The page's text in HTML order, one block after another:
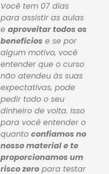
Você tem 07 dias
para assistir as aulas
e aproveitar todos os
benefícios e se por
algum motivo, você
entender que o curso
não atendeu às suas
expectativas, pode
pedir todo o seu
dinheiro de volta. Isso
para você entender o
quanto confiamos no
nosso material e te
proporcionamos um
risco zero para testar